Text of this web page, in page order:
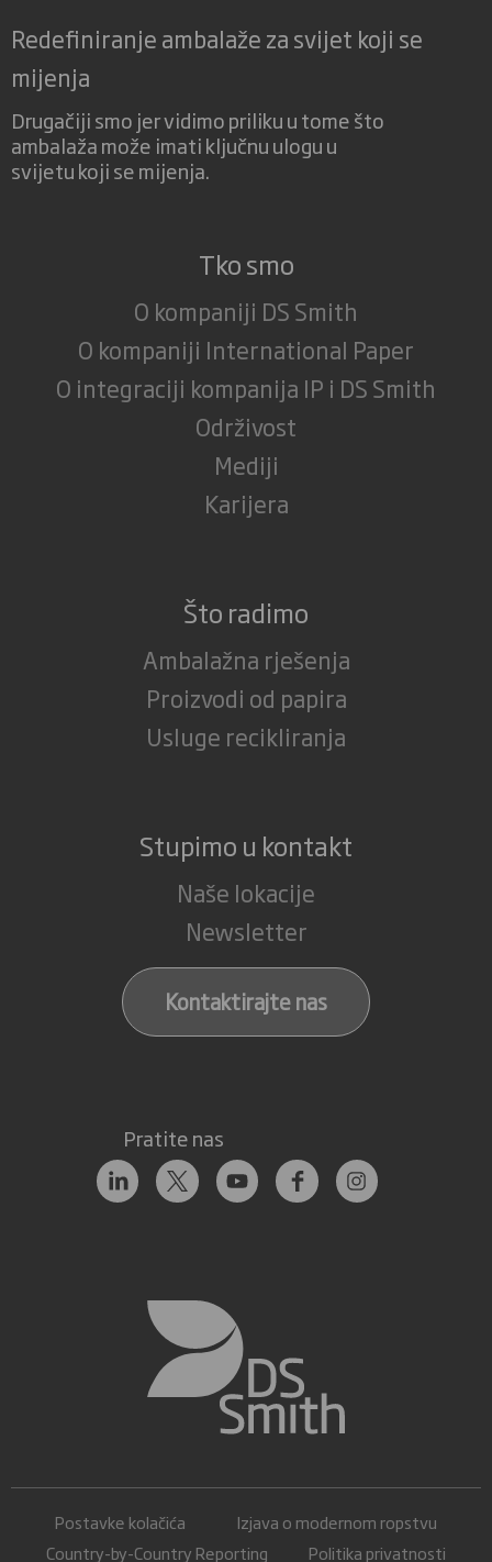
Redefiniranje ambalaže za svijet koji se
mijenja
Drugačiji smo jer vidimo priliku u tome što
ambalaža može imati ključnu ulogu u
svijetu koji se mijenja.
Tko smo
O kompaniji DS Smith
O kompaniji International Paper
O integraciji kompanija IP i DS Smith
Održivost
Mediji
Karijera
Što radimo
Ambalažna rješenja
Proizvodi od papira
Usluge recikliranja
Stupimo u kontakt
Naše lokacije
Newsletter
Kontaktirajte nas
Pratite nas
Postavke kolačića
Izjava o modernom ropstvu
Country-by-Country Reporting
Politika privatnosti